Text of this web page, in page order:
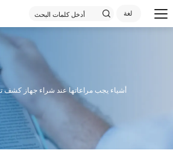
لغة
أشياء يجب مراعاتها عند شراء جهاز كشف